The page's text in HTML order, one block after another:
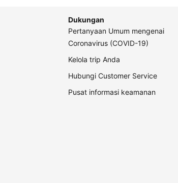
Dukungan
Pertanyaan Umum mengenai
Coronavirus (COVID-19)
Kelola trip Anda
Hubungi Customer Service
Pusat informasi keamanan